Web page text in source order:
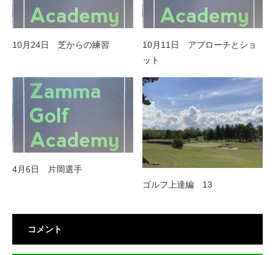
10月24日 芝からの練習
10月11日 アプローチとショ
ット
4月6日 片岡選手
ゴルフ上達編 13
コメント